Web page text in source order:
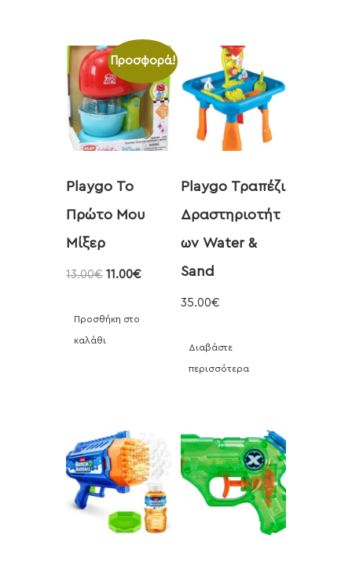
Προσφορά!
Playgo Το
Πρώτο Μου
Μίξερ
13.00€ 11.00€
Προσθήκη στο
καλάθι
Playgo Τραπέζι
Δραστηριοτήτ
ων Water &
Sand
35.00€
Διαβάστε
περισσότερα